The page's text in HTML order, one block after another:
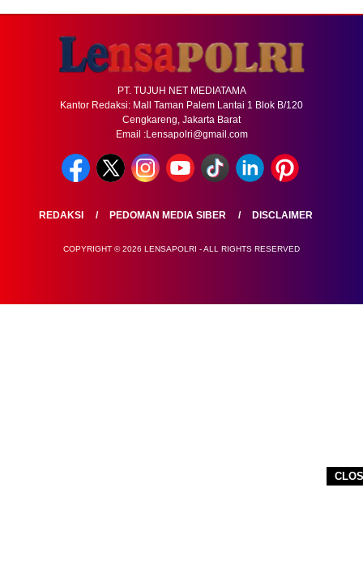
PT. TUJUH NET MEDIATAMA
Kantor Redaksi: Mall Taman Palem Lantai 1 Blok B/120
Cengkareng, Jakarta Barat
Email :Lensapolri@gmail.com
REDAKSI PEDOMAN MEDIA SIBER DISCLAIMER
COPYRIGHT © 2026 LENSAPOLRI - ALL RIGHTS RESERVED